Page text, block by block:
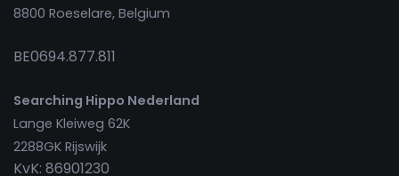
8800 Roeselare, Belgium
BE0694.877.811
Searching Hippo Nederland
Lange Kleiweg 62K
2288GK Rijswijk
KvK: 86901230